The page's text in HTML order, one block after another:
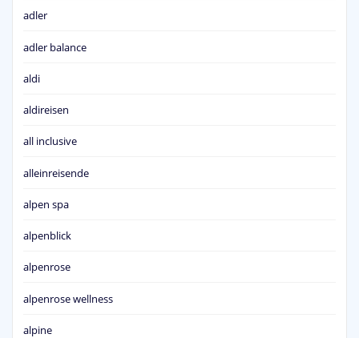
adler
adler balance
aldi
aldireisen
all inclusive
alleinreisende
alpen spa
alpenblick
alpenrose
alpenrose wellness
alpine